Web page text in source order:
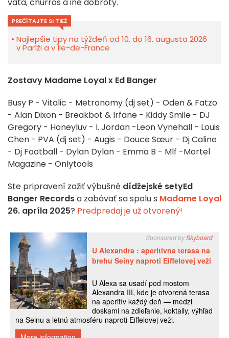
vata, churros a iné dobroty.
PREČÍTAJTE SI TIEŽ
Najlepšie tipy na týždeň od 10. do 16. augusta 2026
v Paríži a v Île-de-France
Zostavy Madame Loyal x Ed Banger
Busy P - Vitalic - Metronomy (dj set) - Oden & Fatzo
- Alan Dixon - Breakbot & Irfane - Kiddy Smile - DJ
Gregory - Honeyluv - I. Jordan -Leon Vynehall - Louis
Chen - PVA (dj set) - Augis - Douce Sœur - Dj Caline
- Dj Football - Dylan Dylan - Emma B - Mlf -Mortel
Magazine - Onlytools
Ste pripravení zažiť výbušné dídžejské setyEd
Banger Recordsa zabávať sa spolu s Madame Loyal
26. apríla 2025? Predpredaj je už otvorený!